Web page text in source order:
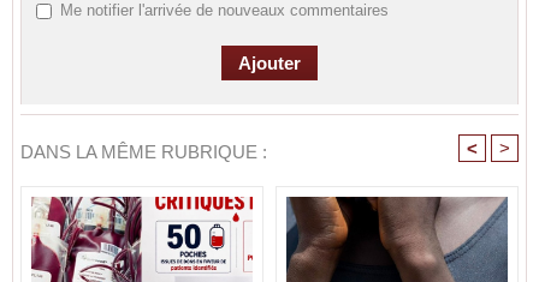
Me notifier l'arrivée de nouveaux commentaires
DANS LA MÊME RUBRIQUE : < >